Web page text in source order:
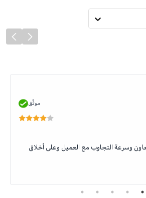
موثّق
وسرعة التجاوب مع العميل وعلى أخلاق